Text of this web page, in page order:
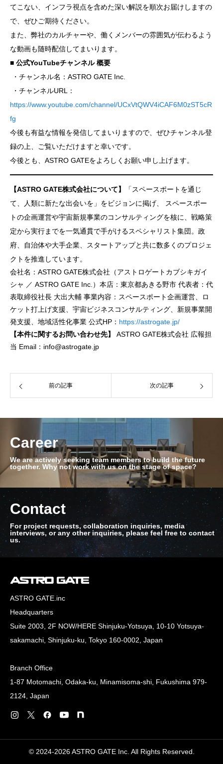
てこない、インフラ視点を含めた深い解説を順次お届けしますの
で、ぜひご期待ください。
また、弊社のカルチャーや、働くメンバーの雰囲気が伝わるよう
な動画も随時配信してまいります。
■ 公式YouTubeチャンネル 概要
・チャンネル名：ASTRO GATE Inc.
・チャンネルURL：
https://www.youtube.com/channel/UCxVtQWV4iCAF6M0zST5cR
fg
今後も有益な情報を発信してまいりますので、ぜひチャンネル登
録の上、ご覧いただけますと幸いです。
今後とも、ASTRO GATEをよろしくお願い申し上げます。
【ASTRO GATE株式会社について】
「スペースポートを通じ
て、人類に新たな出会いを」をビジョンに掲げ、 スペースポー
トの企画運営や宇宙新規事業のコンサルティングを核に、戦略策
定から実行までを一気通貫で手がけるスペシャリスト集団。政
府、自治体や大手企業、スタートアップと共に数多くのプロジェ
クトを推進しています。
会社名：ASTRO GATE株式会社（アストロゲートカブシキガイ
シャ ／ ASTRO GATE Inc.）本店：東京都あきる野市 代表者：代
表取締役社長 大出大輔 事業内容：スペースポート企画運営、ロ
ケット打上げ支援、宇宙ビジネスコンサルティング、新規事業開
発支援、地域活性化事業 公式HP： https://astrogate.jp/
【本件に関するお問い合わせ先】
ASTRO GATE株式会社 広報担
当 Email：info@astrogate.jp
前の記事 次の記事
Career
We are actively seeking team members to build the future
together. Why not work with us on the stage of space?
Contact
For project requests, collaboration inquiries, media
interviews, or any other inquiries, please feel free to contact
us.
ASTRO GATE.inc
Headquarters
Suite 2003, 2F NOW/HERE Shinjuku-Yotsuya, 10-10 Yotsuya-
sakamachi, Shinjuku-ku, Tokyo 160-0002, Japan
Branch Office
1-87 Motomachi, Odaka-ku, Minamisoma-shi, Fukushima 979-
2124, Japan
© 2024-2026 ASTRO GATE Inc. All Rights Reserved.